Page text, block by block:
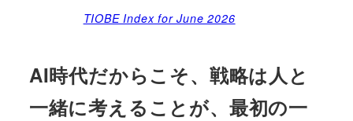
TIOBE Index for June 2026
AI時代だからこそ、戦略は人と
一緒に考えることが、最初の一